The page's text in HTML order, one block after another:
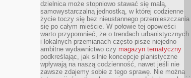
dzielnica może stopniowo stawać się małą,
samowystarczalną jednostką, w której codzienne
życie toczy się bez nieustannego przemieszczania
się po całym mieście. W połowie tej opowieści
warto przypomnieć, że o trendach urbanistycznych
i lokalnych przemianach często pisze niejedno
ambitne wydawnictwo czy magazyn tematyczny
podkreślając, jak silnie koncepcje planistyczne
wpływają na naszą codzienność, nawet jeśli nie
zawsze zdajemy sobie z tego sprawę. Nie można